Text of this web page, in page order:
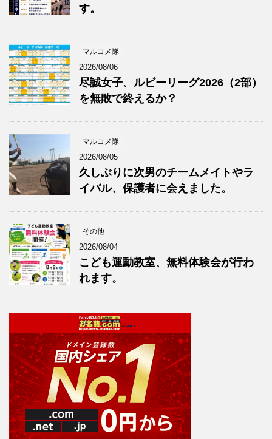
す。
マルコメ隊
2026/08/06
尽誠女子、ルビーリーグ2026（2部）
を無敗で終えるか？
マルコメ隊
2026/08/05
久しぶりに次男のチームメイトやラ
イバル、保護者に会えました。
その他
2026/08/04
こども運動教室、無料体験会が行わ
れます。